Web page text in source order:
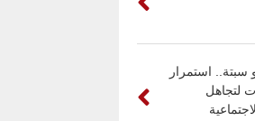
سبتة.. استمرار
لتجاهل